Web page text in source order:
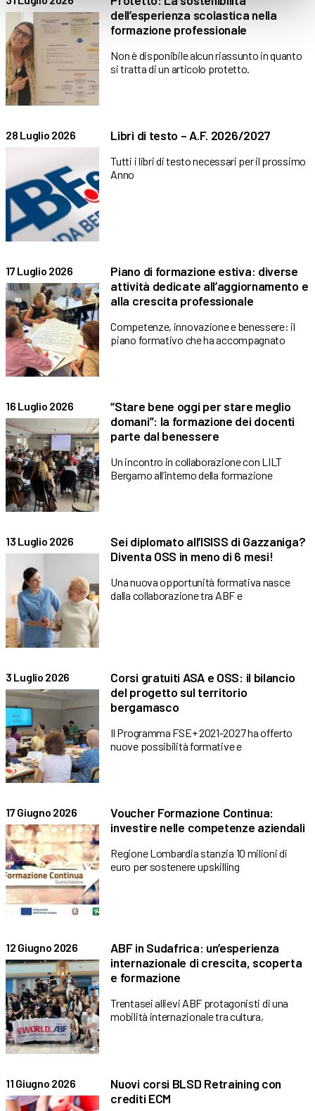
dell’esperienza scolastica nella
formazione professionale
Non è disponibile alcun riassunto in quanto
si tratta di un articolo protetto.
28 Luglio 2026 Libri di testo – A.F. 2026/2027
Tutti i libri di testo necessari per il prossimo
Anno
17 Luglio 2026
Piano di formazione estiva: diverse
attività dedicate all’aggiornamento e
alla crescita professionale
Competenze, innovazione e benessere: il
piano formativo che ha accompagnato
16 Luglio 2026
“Stare bene oggi per stare meglio
domani”: la formazione dei docenti
parte dal benessere
Un incontro in collaborazione con LILT
Bergamo all’interno della formazione
13 Luglio 2026
Sei diplomato all’ISISS di Gazzaniga?
Diventa OSS in meno di 6 mesi!
Una nuova opportunità formativa nasce
dalla collaborazione tra ABF e
3 Luglio 2026
Corsi gratuiti ASA e OSS: il bilancio
del progetto sul territorio
bergamasco
Il Programma FSE+ 2021-2027 ha offerto
nuove possibilità formative e
17 Giugno 2026
Voucher Formazione Continua:
investire nelle competenze aziendali
Regione Lombardia stanzia 10 milioni di
euro per sostenere upskilling
12 Giugno 2026
ABF in Sudafrica: un’esperienza
internazionale di crescita, scoperta
e formazione
Trentasei allievi ABF protagonisti di una
mobilità internazionale tra cultura,
11 Giugno 2026
Nuovi corsi BLSD Retraining con
crediti ECM